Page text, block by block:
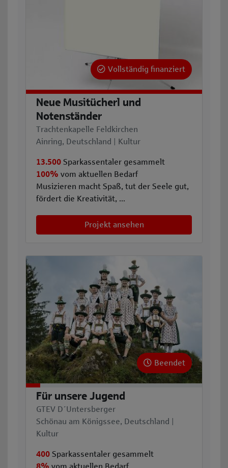
Vollständig finanziert
Neue Musitücherl und
Notenständer
Trachtenkapelle Feldkirchen
Ainring, Deutschland | Kultur
13.500 Sparkassentaler gesammelt
100% vom aktuellen Bedarf
Musizieren macht Spaß, tut der Seele gut,
fördert die Kreativität, ...
Projekt ansehen
Beendet
Für unsere Jugend
GTEV D´Untersberger
Schönau am Königssee, Deutschland |
Kultur
400 Sparkassentaler gesammelt